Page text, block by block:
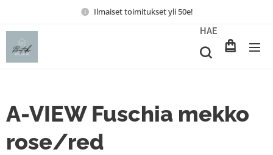
Ilmaiset toimitukset yli 50e!
HAE
A-VIEW Fuschia mekko
rose/red